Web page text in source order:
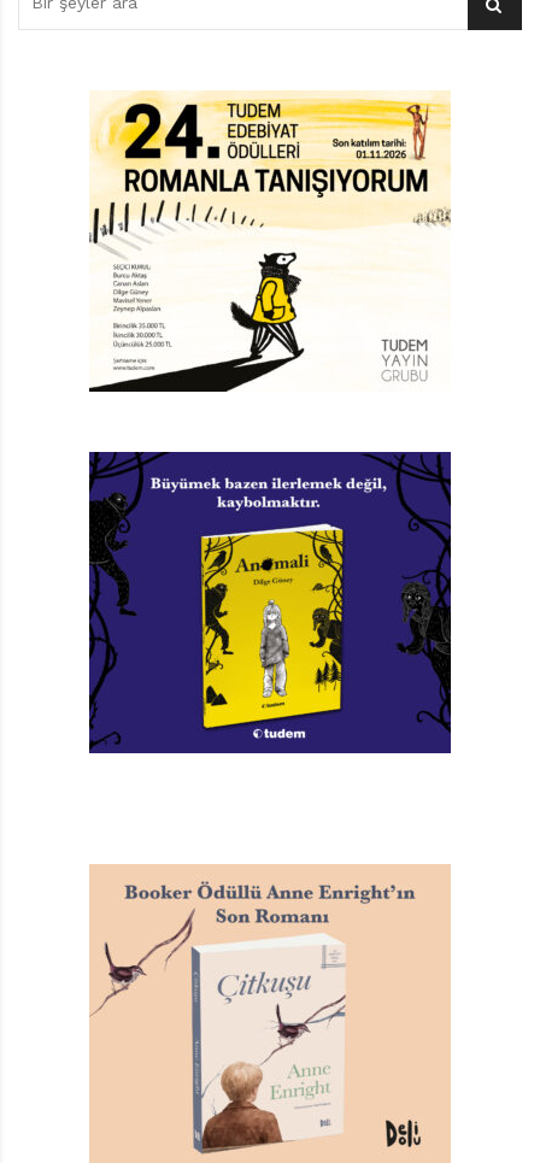
çocuklarınızla konuşabileceğiniz bir zemin de hazırlıyor.
Bu kitapta herkesin çok sevdiği ve en sonunda olduğu
gibi kabul ettiği birileri var. Bu güzel etkinin tüm
mağaralara -pardon evlere- sirayet etmesi ve
kalplerimizin bir koca mamut kadar genişlemesi
dileğiyle!
Resimleyen: Lori Nichols
Türkçeleştiren: Zarife Biliz
Büyülü Fener Yayınları, 36 sayfa
BÜYÜLÜ FENER YAYINLARI
HASRET ÖZDEMIR GÜLBAY, HAYVANSEVERLIK
MAĞARA,MAĞARA ÇOCUĞU ORQ
,ZARIFE BILIZ